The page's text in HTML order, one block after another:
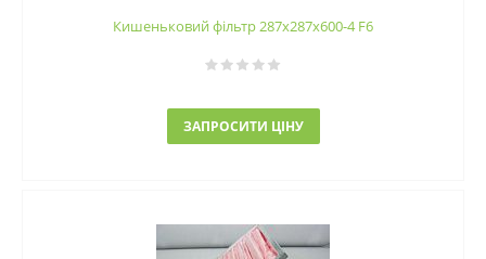
Кишеньковий фільтр 287х287х600-4 F6
ЗАПРОСИТИ ЦІНУ